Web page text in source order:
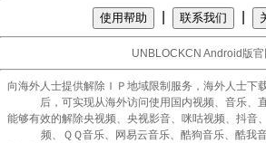
使用帮助 联系我们
UNBLOCKCN Android版官
向海外人士提供解除ＩＰ地域限制服务，海外人士下
后，可实现从海外访问使用国内视频、音乐、
能够有效的解除央视频、央视影音、咪咕视频、抖音
频、ＱＱ音乐、网易云音乐、酷狗音乐、酷我